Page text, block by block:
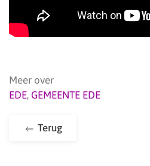
Meer over
EDE, GEMEENTE EDE
Terug